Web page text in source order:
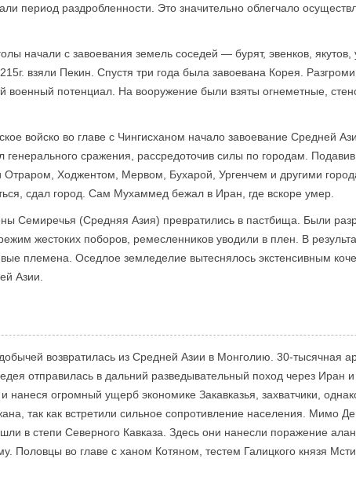
период раздробленности. Это значительно облегчало
начали с завоевания земель соседей — бурят, эвенков, якутов,
взяли Пекин. Спустя три года была завоевана Корея.
военный потенциал. На вооружение были взяты огнеметные,
войско во главе с Чингисханом начало завоевание Средней
сражения, рассредоточив силы по городам.
Отраром, Ходжентом, Мервом, Бухарой, Ургенчем и другими
сдал город. Сам Мухаммед бежал в Иран, где вскоре умер.
Семиречья (Средняя Азия) превратились в пастбища. Были
жестоких поборов, ремесленников уводили в плен. В
племена. Оседлое земледелие вытеснялось экстенсивным
Азии.
возвратилась из Средней Азии в Монголию. 30-тысячная
отправилась в дальний разведывательный поход через Иран
нанеся огромный ущерб экономике Закавказья, захватчики,
так как встретили сильное сопротивление населения. Мимо
в степи Северного Кавказа. Здесь они нанесли поражение
Половцы во главе с ханом Котяном, тестем Галицкого князя